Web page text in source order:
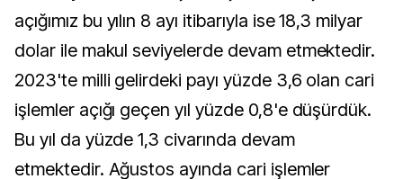
açığımız bu yılın 8 ayı itibarıyla ise 18,3 milyar
dolar ile makul seviyelerde devam etmektedir.
2023'te milli gelirdeki payı yüzde 3,6 olan cari
işlemler açığı geçen yıl yüzde 0,8'e düşürdük.
Bu yıl da yüzde 1,3 civarında devam
etmektedir. Ağustos ayında cari işlemler